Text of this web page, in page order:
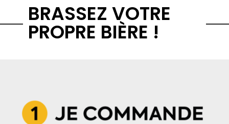
BRASSEZ VOTRE
PROPRE BIÈRE !